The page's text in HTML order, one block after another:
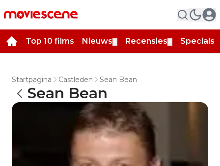
Top 10 films Nieuws Recensies Specials
Startpagina Castleden Sean Bean
Sean Bean